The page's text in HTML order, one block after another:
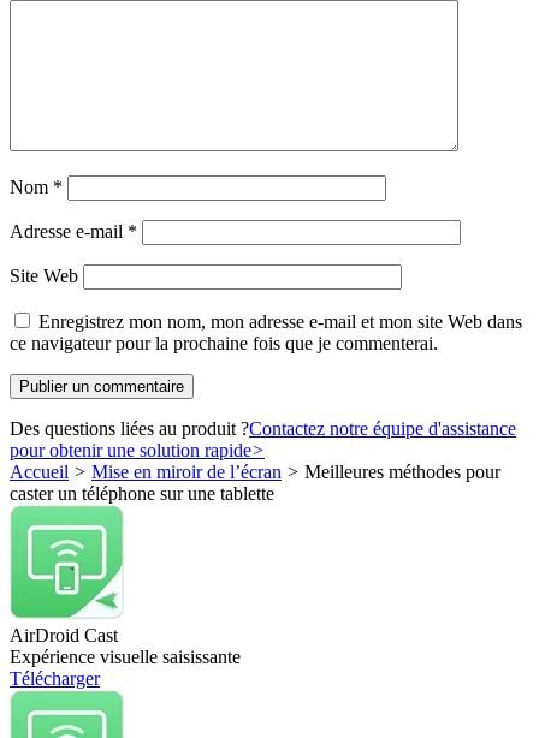
Nom *
Adresse e-mail *
Site Web
Enregistrez mon nom, mon adresse e-mail et mon site Web dans
ce navigateur pour la prochaine fois que je commenterai.
Des questions liées au produit ?Contactez notre équipe d'assistance
pour obtenir une solution rapide>
Accueil > Mise en miroir de l’écran > Meilleures méthodes pour
caster un téléphone sur une tablette
AirDroid Cast
Expérience visuelle saisissante
Télécharger